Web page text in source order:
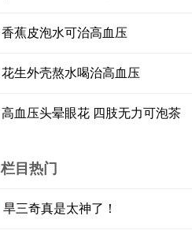
香蕉皮泡水可治高血压
花生外壳熬水喝治高血压
高血压头晕眼花 四肢无力可泡茶
栏目热门
旱三奇真是太神了！